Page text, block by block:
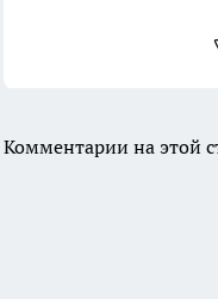
Комментарии на этой